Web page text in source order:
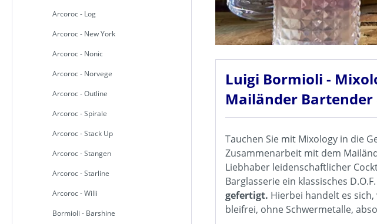
Arcoroc - Log
Arcoroc - New York
Arcoroc - Nonic
Arcoroc - Norvege
Arcoroc - Outline
Arcoroc - Spirale
Arcoroc - Stack Up
Arcoroc - Stangen
Arcoroc - Starline
Arcoroc - Willi
Bormioli - Barshine
Luigi Bormioli -
Mailänder
Tauchen Sie mit Mixology in die
Zusammenarbeit mit dem
Liebhaber leidenschaftlicher
Barglasserie ein klassisches
gefertigt. Hierbei handelt es
bleifrei, ohne Schwermetalle,